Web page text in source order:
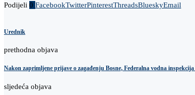
Podijeli 0 FacebookTwitterPinterestThreadsBlueskyEmail
Urednik
prethodna objava
Nakon zaprimljene prijave o zagađenju Bosne, Federalna vodna
sljedeća objava